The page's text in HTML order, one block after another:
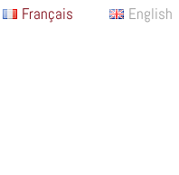
Français English